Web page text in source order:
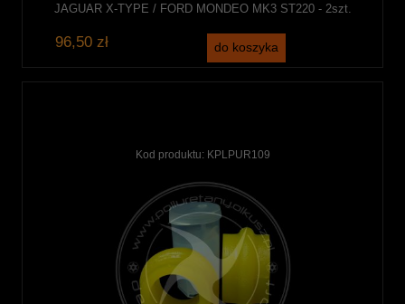
JAGUAR X-TYPE / FORD MONDEO MK3 ST220 - 2szt.
96,50 zł do koszyka
Kod produktu: KPLPUR109